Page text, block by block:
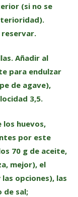
(si no se
reservar.
Añadir al
para endulzar
de agave),
3,5.
los huevos,
por este
70 g de aceite,
mejor), el
opciones), las
de sal;